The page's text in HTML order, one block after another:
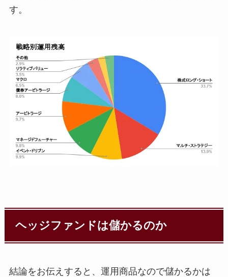
す。
ヘッジファンドは儲かるのか
結論をお伝えすると、運用商品なので儲かるかは